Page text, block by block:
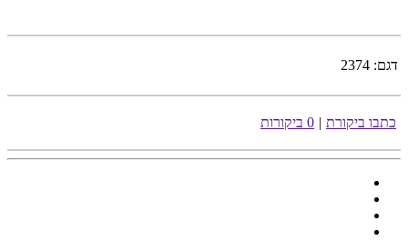
דגם: 2374
כתבו ביקורת | 0 ביקורות